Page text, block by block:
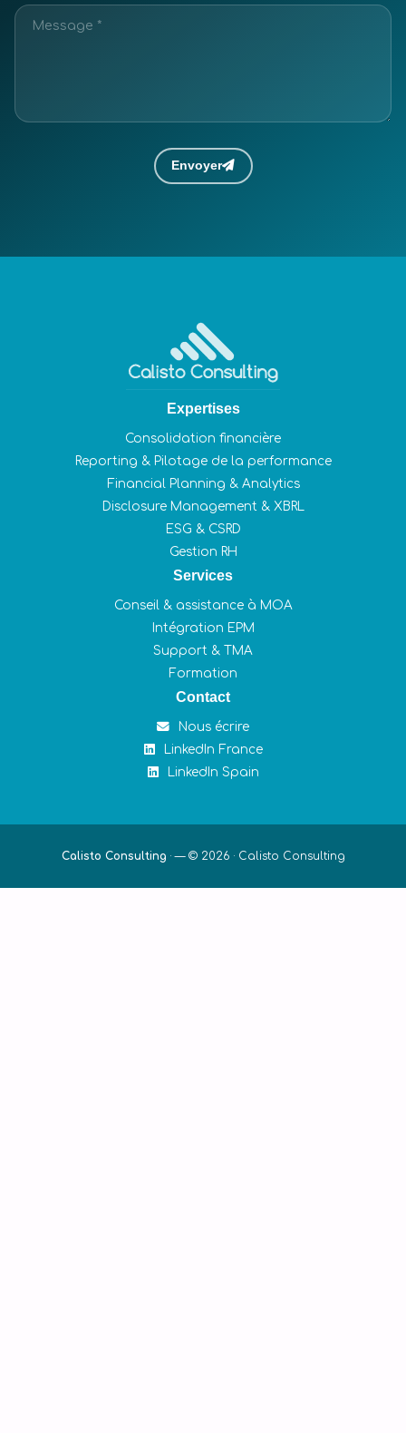
Envoyer
Expertises
Consolidation financière
Reporting & Pilotage de la performance
Financial Planning & Analytics
Disclosure Management & XBRL
ESG & CSRD
Gestion RH
Services
Conseil & assistance à MOA
Intégration EPM
Support & TMA
Formation
Contact
Nous écrire
LinkedIn France
LinkedIn Spain
Calisto Consulting ·— © 2026 · Calisto Consulting